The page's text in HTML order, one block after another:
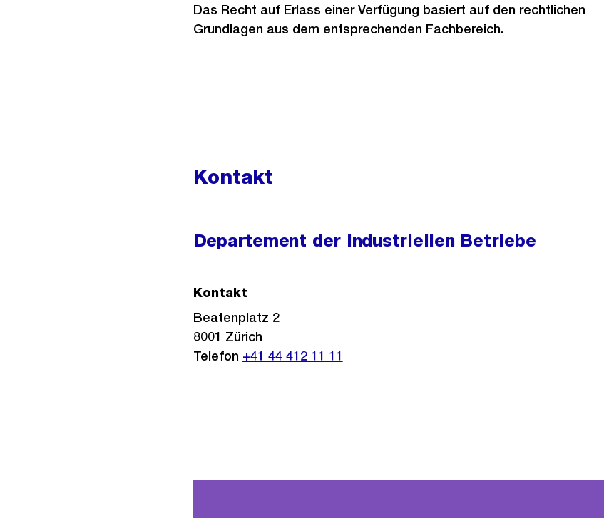
Das Recht auf Erlass einer Verfügung basiert auf den rechtlichen
Grundlagen aus dem entsprechenden Fachbereich.
Kontakt
Departement der Industriellen Betriebe
Kontakt
Beatenplatz 2
8001 Zürich
Telefon +41 44 412 11 11